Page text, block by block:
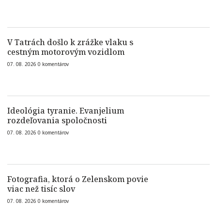
V Tatrách došlo k zrážke vlaku s
cestným motorovým vozidlom
07. 08. 2026 0 komentárov
Ideológia tyranie. Evanjelium
rozdeľovania spoločnosti
07. 08. 2026 0 komentárov
Fotografia, ktorá o Zelenskom povie
viac než tisíc slov
07. 08. 2026 0 komentárov